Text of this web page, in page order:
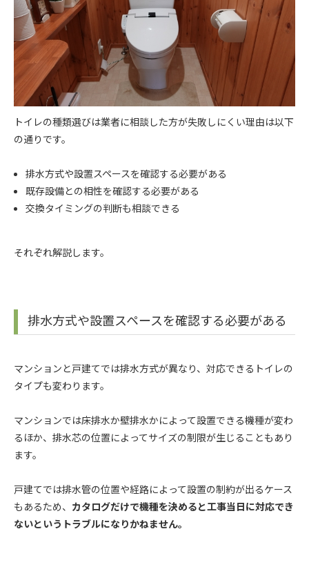
トイレの種類選びは業者に相談した方が失敗しにくい理由は以下
の通りです。
排水方式や設置スペースを確認する必要がある
既存設備との相性を確認する必要がある
交換タイミングの判断も相談できる
それぞれ解説します。
排水方式や設置スペースを確認する必要がある
マンションと戸建てでは排水方式が異なり、対応できるトイレの
タイプも変わります。
マンションでは床排水か壁排水かによって設置できる機種が変わ
るほか、排水芯の位置によってサイズの制限が生じることもあり
ます。
戸建てでは排水管の位置や経路によって設置の制約が出るケース
もあるため、 カタログだけで機種を決めると工事当日に対応でき
ないというトラブルになりかねません。